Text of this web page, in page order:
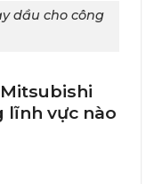
dầu cho công
lĩnh vực nào